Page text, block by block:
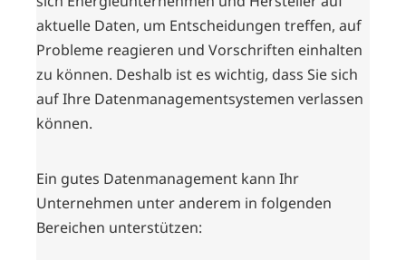
aktuelle Daten, um Entscheidungen treffen, auf
Probleme reagieren und Vorschriften einhalten
zu können. Deshalb ist es wichtig, dass Sie sich
auf Ihre Datenmanagementsystemen verlassen
können.
Ein gutes Datenmanagement kann Ihr
Unternehmen unter anderem in folgenden
Bereichen unterstützen: